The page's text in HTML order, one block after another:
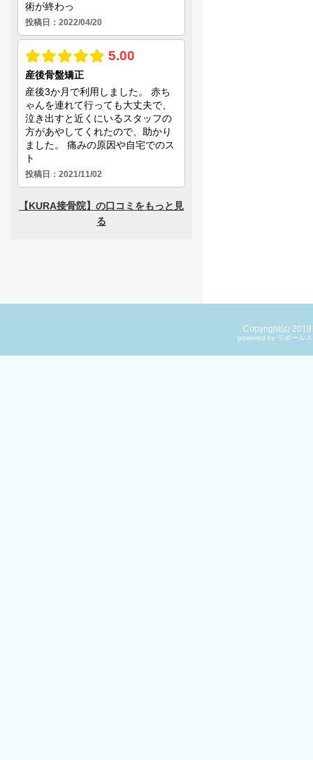
Copyright(c) 2019
powered by ラポール